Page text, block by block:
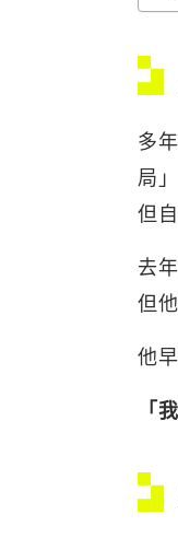
多
局
但
去
但
他
「